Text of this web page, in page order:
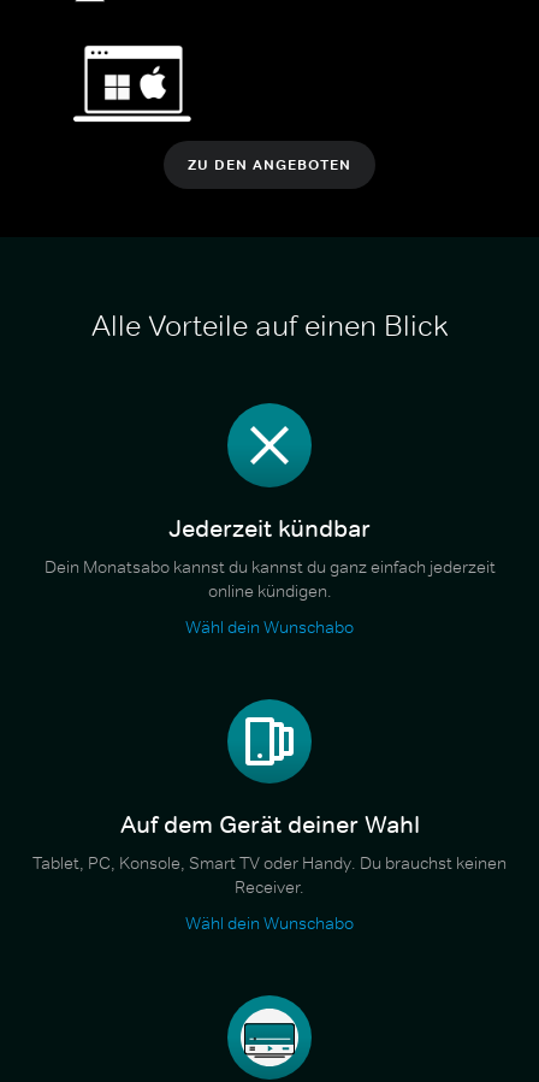
ZU DEN ANGEBOTEN
Alle Vorteile auf einen Blick
Jederzeit kündbar
Dein Monatsabo kannst du kannst du ganz einfach jederzeit
online kündigen.
Wähl dein Wunschabo
Auf dem Gerät deiner Wahl
Tablet, PC, Konsole, Smart TV oder Handy. Du brauchst keinen
Receiver.
Wähl dein Wunschabo